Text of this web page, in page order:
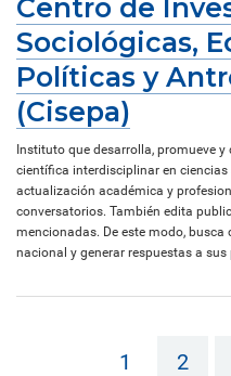
Centro de
Sociológicas,
Políticas y
(Cisepa)
Instituto que desarrolla, promueve
científica interdisciplinar en
actualización académica y
conversatorios. También edita
mencionadas. De este modo,
nacional y generar respuestas a
1 2